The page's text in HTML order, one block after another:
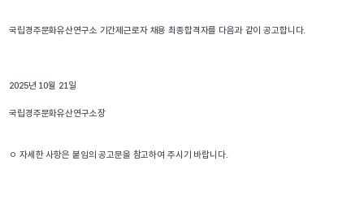
국립경주문화유산연구소 기간제근로자 채용 최종합격자를 다음과 같이 공고합니다.
2025년 10월 21일
국립경주문화유산연구소장
ㅇ 자세한 사항은 붙임의 공고문을 참고하여 주시기 바랍니다.